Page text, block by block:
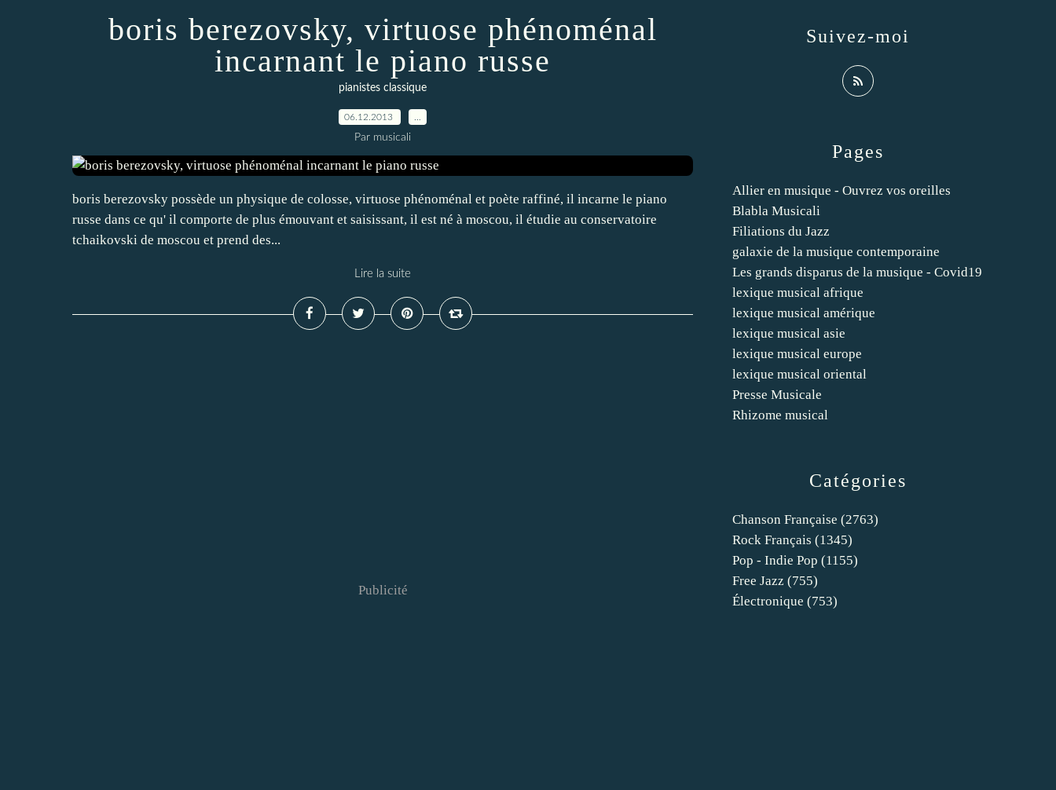
boris berezovsky, virtuose phénoménal
incarnant le piano russe
pianistes classique
06.12.2013
Par musicali
boris berezovsky possède un physique de colosse, virtuose phénoménal et poète raffiné, il incarne le piano
russe dans ce qu' il comporte de plus émouvant et saisissant, il est né à moscou, il étudie au conservatoire
tchaikovski de moscou et prend des...
Lire la suite
Publicité
Catégories
Chanson Française (2763)
Rock Français (1345)
Pop - Indie Pop (1155)
Free Jazz (755)
Électronique (753)
Pages
Allier en musique - Ouvrez vos oreilles
Blabla Musicali
Filiations du Jazz
galaxie de la musique contemporaine
Les grands disparus de la musique - Covid19
lexique musical afrique
lexique musical amérique
lexique musical asie
lexique musical europe
lexique musical oriental
Presse Musicale
Rhizome musical
Suivez-moi